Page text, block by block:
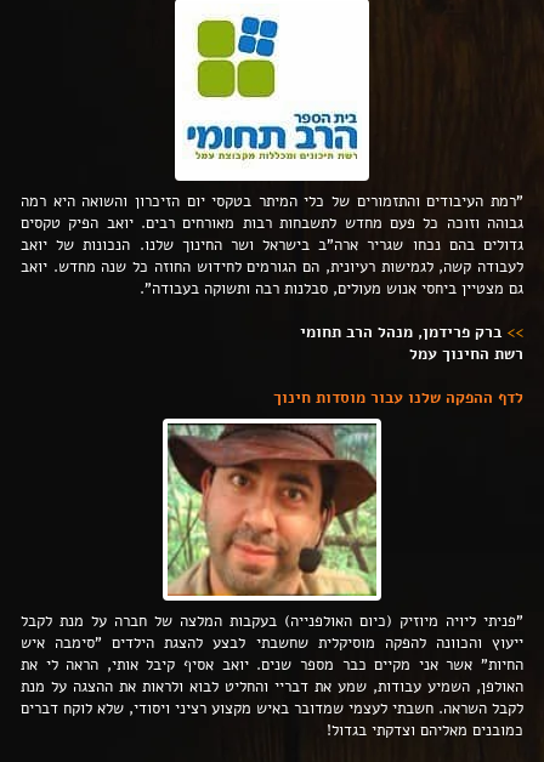
"רמת העיבודים והתזמורים של כלי המיתר בטקסי יום הזיכרון והשואה היא רמה
גבוהה וזוכה כל פעם מחדש לתשבחות רבות מאורחים רבים. יואב הפיק טקסים
גדולים בהם נכחו שגריר ארה"ב בישראל ושר החינוך שלנו. הנכונות של יואב
לעבודה קשה, לגמישות רעיונית, הם הגורמים לחידוש החוזה כל שנה מחדש. יואב
גם מצטיין ביחסי אנוש מעולים, סבלנות רבה ותשוקה בעבודה".
>> ברק פרידמן, מנהל הרב תחומי
רשת החינוך עמל
לדף ההפקה שלנו עבור מוסדות חינוך
"פניתי ליויה מיוזיק (כיום האולפנייה) בעקבות המלצה של חברה על מנת לקבל
ייעוץ והכוונה להפקה מוסיקלית שחשבתי לבצע להצגת הילדים "סימבה איש
החיות" אשר אני מקיים כבר מספר שנים. יואב אסיף קיבל אותי, הראה לי את
האולפן, השמיע עבודות, שמע את דבריי והחליט לבוא ולראות את ההצגה על מנת
לקבל השראה. חשבתי לעצמי שמדובר באיש מקצוע רציני ויסודי, שלא לוקח דברים
כמובנים מאליהם וצדקתי בגדול!